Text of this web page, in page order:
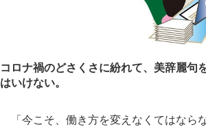
コロナ禍のどさくさに紛れて、美辞麗句
はいけない。
「今こそ、働き方を変えなくてはなら